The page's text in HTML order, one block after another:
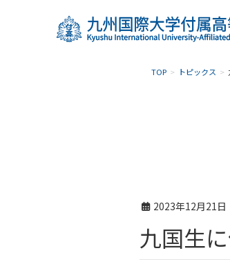
TOP トピックス
2023年12月21日
九国